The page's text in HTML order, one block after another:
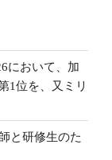
において、加
1位を、又ミリ
と研修生のた